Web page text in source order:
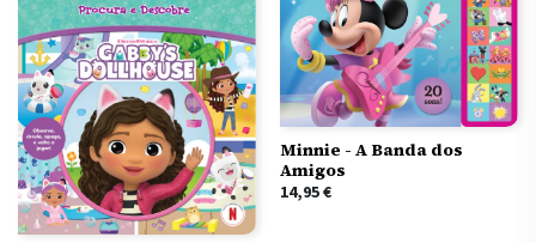
Minnie - A Banda dos
Amigos
14,95€